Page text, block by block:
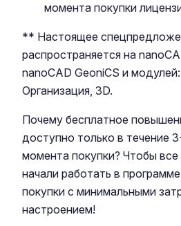
момента покупки
** Настоящее
распространяется на
nanoCAD GeoniCS и
Организация, 3D.
Почему бесплатное
доступно только в течение
момента покупки? Чтобы
начали работать в
покупки с минимальными
настроением!